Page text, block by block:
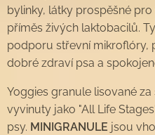
bylinky, látky prospěšné
příměs živých laktobacilů.
podporu střevní mikroflóry,
dobré zdraví psa a
Yoggies granule lisované
vyvinuty jako "All Life
psy. MINIGRANULE jsou